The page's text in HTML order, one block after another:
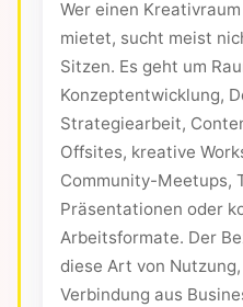
Wer einen
mietet, sucht meist
Sitzen. Es geht um
Konzeptentwicklung,
Strategiearbeit,
Offsites, kreative
Community-Meetups,
Präsentationen oder
Arbeitsformate. Der
diese Art von
Verbindung aus